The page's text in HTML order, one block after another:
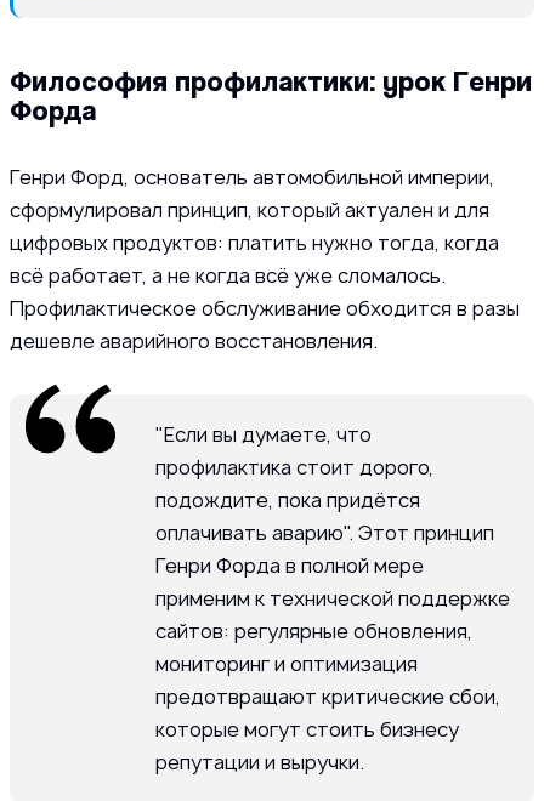
Философия профилактики: урок Генри
Форда
Генри Форд, основатель автомобильной империи,
сформулировал принцип, который актуален и для
цифровых продуктов: платить нужно тогда, когда
всё работает, а не когда всё уже сломалось.
Профилактическое обслуживание обходится в разы
дешевле аварийного восстановления.
"Если вы думаете, что
профилактика стоит дорого,
подождите, пока придётся
оплачивать аварию". Этот принцип
Генри Форда в полной мере
применим к технической поддержке
сайтов: регулярные обновления,
мониторинг и оптимизация
предотвращают критические сбои,
которые могут стоить бизнесу
репутации и выручки.